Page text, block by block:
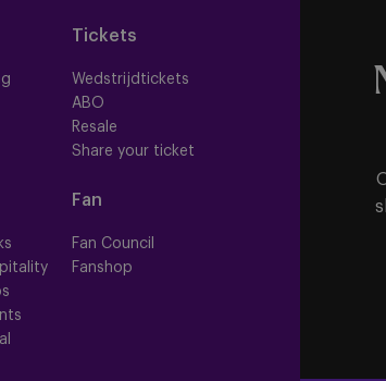
Tickets
Wedstrijdtickets
ABO
Resale
Share your ticket
Fan
Fan Council
Fanshop